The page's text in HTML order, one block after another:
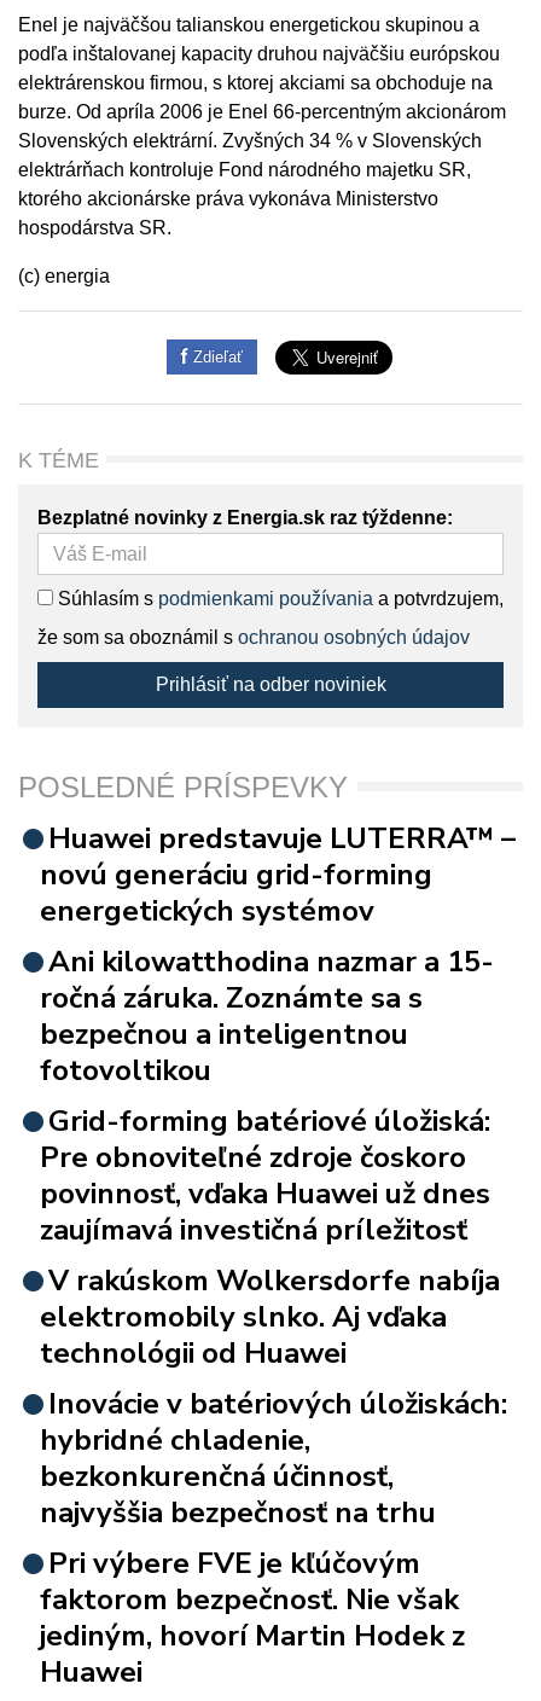
Enel je najväčšou talianskou energetickou skupinou a
podľa inštalovanej kapacity druhou najväčšiu európskou
elektrárenskou firmou, s ktorej akciami sa obchoduje na
burze. Od apríla 2006 je Enel 66-percentným akcionárom
Slovenských elektrární. Zvyšných 34 % v Slovenských
elektrárňach kontroluje Fond národného majetku SR,
ktorého akcionárske práva vykonáva Ministerstvo
hospodárstva SR.
(c) energia
Zdieľať
K TÉME
Bezplatné novinky z Energia.sk raz týždenne:
Súhlasím s podmienkami používania a potvrdzujem,
že som sa oboznámil s ochranou osobných údajov
Prihlásiť na odber noviniek
POSLEDNÉ PRÍSPEVKY
Huawei predstavuje LUTERRA™ –
novú generáciu grid-forming
energetických systémov
Ani kilowatthodina nazmar a 15-
ročná záruka. Zoznámte sa s
bezpečnou a inteligentnou
fotovoltikou
Grid-forming batériové úložiská:
Pre obnoviteľné zdroje čoskoro
povinnosť, vďaka Huawei už dnes
zaujímavá investičná príležitosť
V rakúskom Wolkersdorfe nabíja
elektromobily slnko. Aj vďaka
technológii od Huawei
Inovácie v batériových úložiskách:
hybridné chladenie,
bezkonkurenčná účinnosť,
najvyššia bezpečnosť na trhu
Pri výbere FVE je kľúčovým
faktorom bezpečnosť. Nie však
jediným, hovorí Martin Hodek z
Huawei